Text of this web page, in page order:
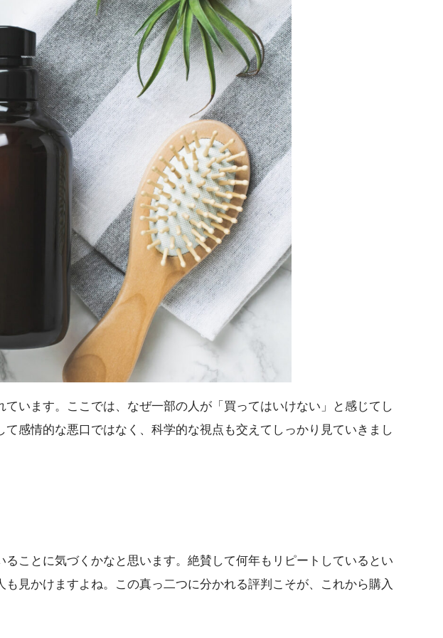
います。ここでは、なぜ一部の人が「買ってはいけない」と感じてし
感情的な悪口ではなく、科学的な視点も交えてしっかり見ていきまし
ことに気づくかなと思います。絶賛して何年もリピートしているとい
見かけますよね。この真っ二つに分かれる評判こそが、これから購入